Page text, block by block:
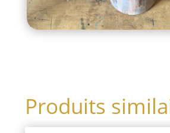
Produits